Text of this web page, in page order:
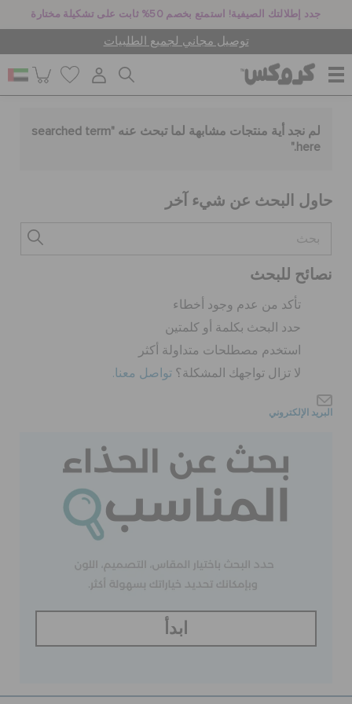
جدد إطلالتك الصيفية! استمتع بخصم 50% ثابت على تشكيلة مختارة
توصيل مجاني لجميع الطلبيات
للنساء
أطفال
كروكس لمكان العمل
الحقائب
تسجيل الدخول / اشتراك
لم نجد أية منتجات مشابهة لما تبحث عنه "searched term
here
."
حاول البحث عن شيء آخر
نصائح للبحث
تأكد من عدم وجود أخطاء
حدد البحث بكلمة أو كلمتين
استخدم مصطلحات متداولة أكثر
لا تزال تواجهك المشكلة؟ تواصل معنا.
البريد الإلكتروني
ابدأ